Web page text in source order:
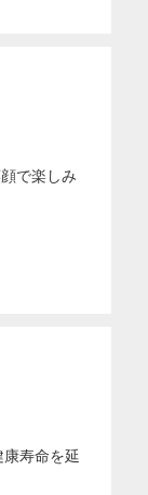
で楽しみ
康寿命を延